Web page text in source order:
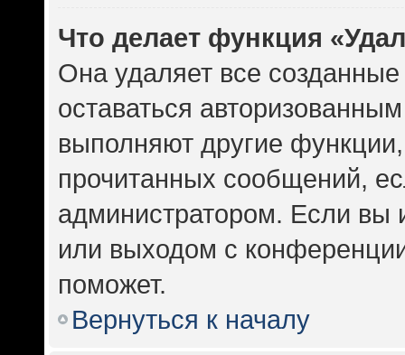
Что делает функция
Она удаляет все
оставаться
выполняют другие
прочитанных сообщений,
администратором. Если вы
или выходом с
поможет.
Вернуться к началу